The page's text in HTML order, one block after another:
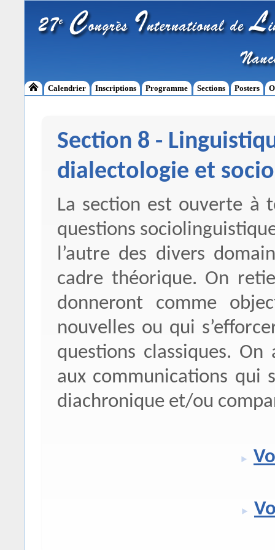
Calendrier Inscriptions Programme Sections Posters
Section 8 -
dialectologie et
La section est ouverte à
questions
l’autre des divers
cadre théorique. On
donneront comme
nouvelles ou qui
questions classiques.
aux communications qui
diachronique et/ou